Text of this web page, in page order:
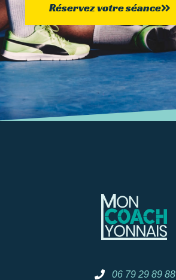
Réservez votre séance
06 79 29 89 88